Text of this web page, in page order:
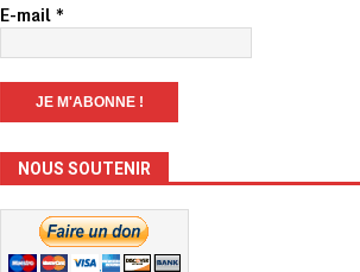
E-mail*
NOUS SOUTENIR